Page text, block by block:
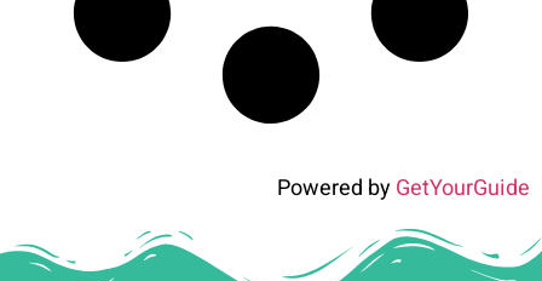
Powered byGetYourGuide